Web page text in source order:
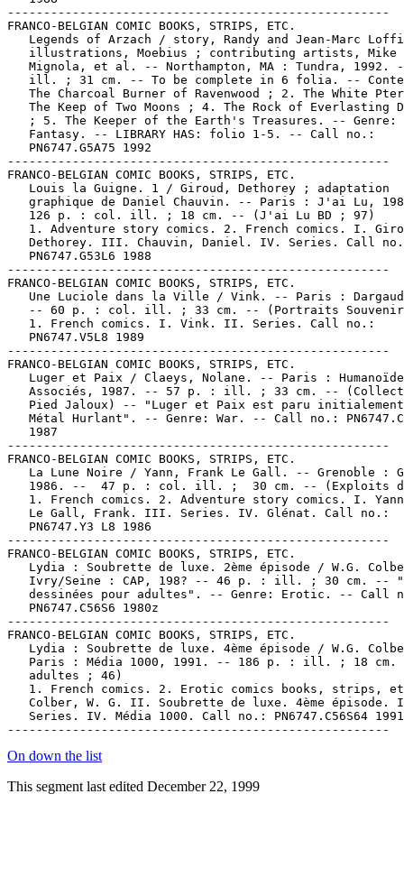
On down the list
This segment last edited December 22, 1999